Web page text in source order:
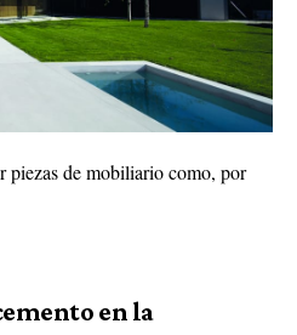
piezas de mobiliario como, por
en la